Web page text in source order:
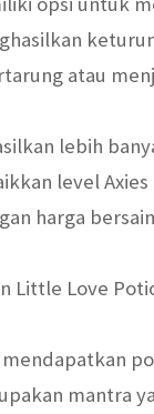
atau
lebih
level Axies
harga
Little Love
mendapatkan
mantra